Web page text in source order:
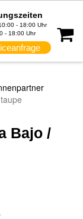
- 18:00 Uhr
- 18:00 Uhr
Bajo /